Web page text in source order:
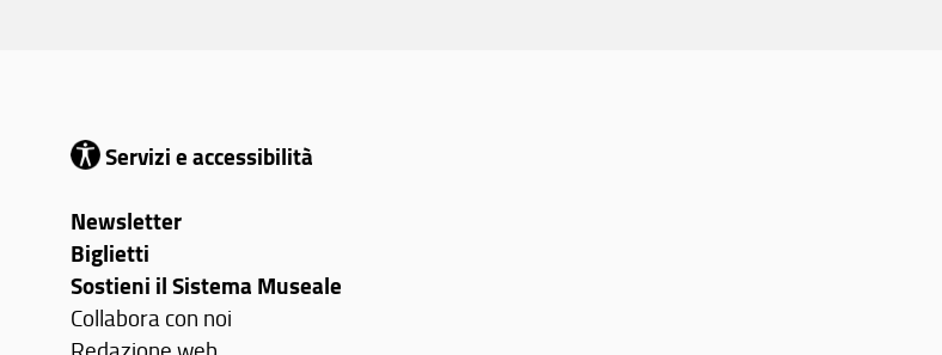
Servizi e accessibilità
Newsletter
Biglietti
Sostieni il Sistema Museale
Collabora con noi